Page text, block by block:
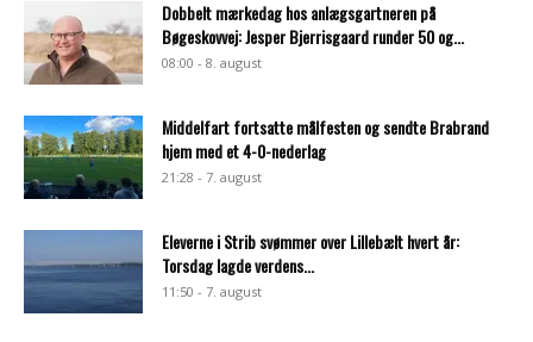
Dobbelt mærkedag hos anlægsgartneren på
Bøgeskovvej: Jesper Bjerrisgaard runder 50 og...
08:00 - 8. august
Middelfart fortsatte målfesten og sendte Brabrand
hjem med et 4-0-nederlag
21:28 - 7. august
Eleverne i Strib svømmer over Lillebælt hvert år:
Torsdag lagde verdens...
11:50 - 7. august